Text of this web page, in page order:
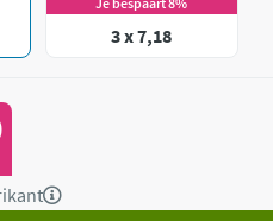
3 x 7,18